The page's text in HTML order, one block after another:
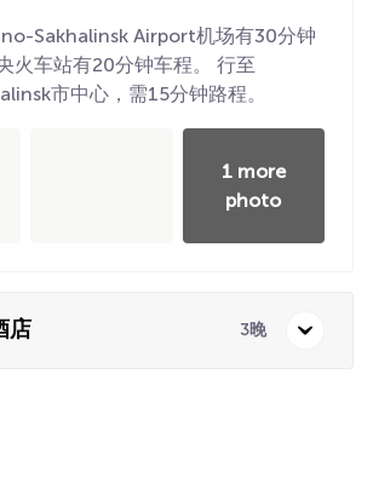
Sakhalinsk Airport机场有30分钟
火车站有20分钟车程。 行至
市中心，需15分钟路程。
1 more
photo
店 3晚